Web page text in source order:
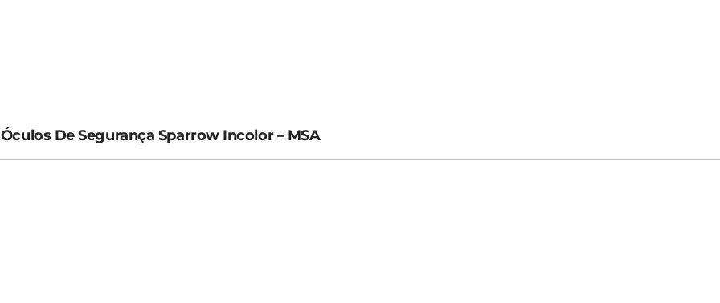
Óculos De Segurança Sparrow Incolor – MSA